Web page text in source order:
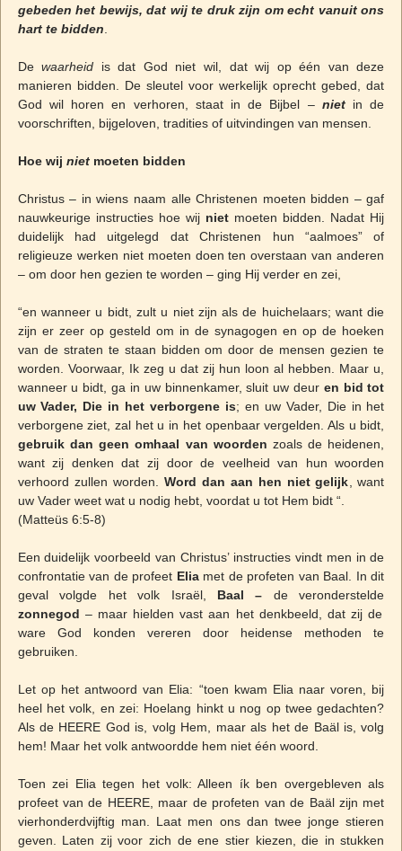
gebeden het bewijs, dat wij te druk zijn om echt vanuit ons
hart te bidden.
Dewaarheid is dat God niet wil, dat wij op één van deze
manieren bidden. De sleutel voor werkelijk oprecht gebed, dat
God wil horen en verhoren, staat in de Bijbel – niet in de
voorschriften, bijgeloven, tradities of uitvindingen van mensen.
Hoe wij nietmoeten bidden
Christus – in wiens naam alle Christenen moeten bidden – gaf
nauwkeurige instructies hoe wij niet moeten bidden. Nadat Hij
duidelijk had uitgelegd dat Christenen hun “aalmoes” of
religieuze werken niet moeten doen ten overstaan van anderen
– om door hen gezien te worden – ging Hij verder en zei,
“en wanneer u bidt, zult u niet zijn als de huichelaars; want die
zijn er zeer op gesteld om in de synagogen en op de hoeken
van de straten te staan bidden om door de mensen gezien te
worden. Voorwaar, Ik zeg u dat zij hun loon al hebben. Maar u,
wanneer u bidt, ga in uw binnenkamer, sluit uw deur en bid tot
uw Vader, Die in het verborgene is; en uw Vader, Die in het
verborgene ziet, zal het u in het openbaar vergelden. Als u bidt,
gebruik dan geen omhaal van woorden zoals de heidenen,
want zij denken dat zij door de veelheid van hun woorden
verhoord zullen worden. Word dan aan hen niet gelijk, want
uw Vader weet wat u nodig hebt, voordat u tot Hem bidt “.
(Matteüs 6:5-8)
Een duidelijk voorbeeld van Christus’ instructies vindt men in de
confrontatie van de profeet Eliamet de profeten van Baal. In dit
geval volgde het volk Israël, Baal – de veronderstelde
zonnegod – maar hielden vast aan het denkbeeld, dat zij de
ware God konden vereren door heidense methoden te
gebruiken.
Let op het antwoord van Elia: “toen kwam Elia naar voren, bij
heel het volk, en zei: Hoelang hinkt u nog op twee gedachten?
Als de HEERE God is, volg Hem, maar als het de Baäl is, volg
hem! Maar het volk antwoordde hem niet één woord.
Toen zei Elia tegen het volk: Alleen ík ben overgebleven als
profeet van de HEERE, maar de profeten van de Baäl zijn met
vierhonderdvijftig man. Laat men ons dan twee jonge stieren
geven. Laten zij voor zich de ene stier kiezen, die in stukken